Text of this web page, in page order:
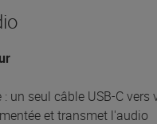
un seul câble USB-C vers
et transmet l'audio